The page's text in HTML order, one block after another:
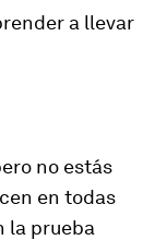
a llevar
no estás
en todas
la prueba